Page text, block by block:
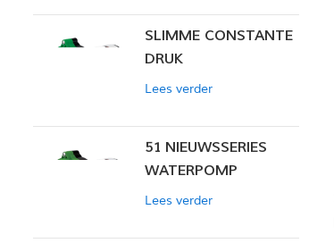
SLIMME CONSTANTE
DRUK
MEMBRAANPOMP
Lees verder
51 NIEUWSSERIES
WATERPOMP
Lees verder